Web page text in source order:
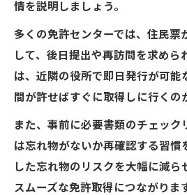
情を説明しましょう。
多くの免許センターでは、住民票
して、後日提出や再訪問を求めら
は、近隣の役所で即日発行が可能
間が許せばすぐに取得しに行くの
また、事前に必要書類のチェック
は忘れ物がないか再確認する習慣
した忘れ物のリスクを大幅に減ら
スムーズな免許取得につながります